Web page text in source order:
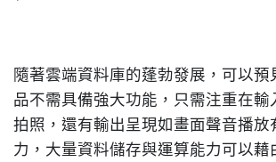
隨著雲端資料庫的蓬勃發展，可以預
品不需具備強大功能，只需注重在輸
拍照，還有輸出呈現如畫面聲音播放
力，大量資料儲存與運算能力可以